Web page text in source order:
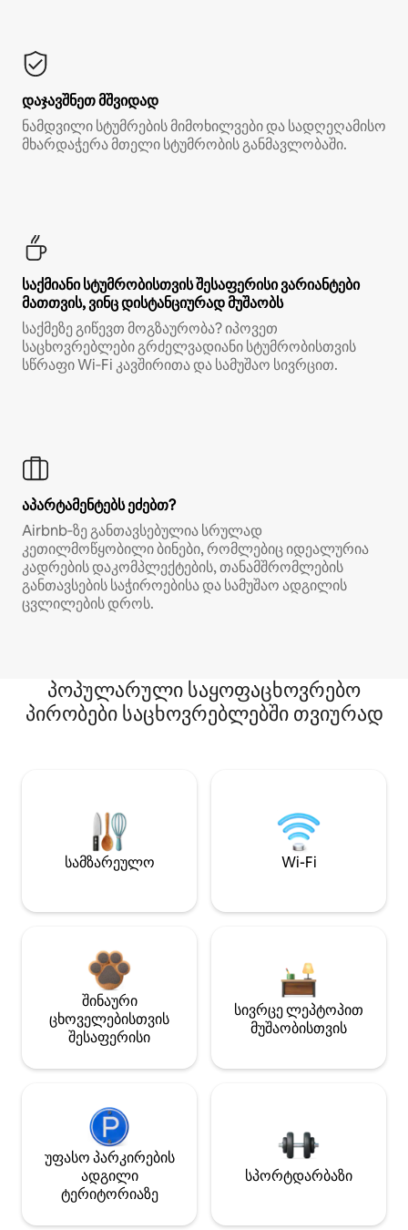
დაჯავშნეთ მშვიდად
ნამდვილი სტუმრების მიმოხილვები და სადღეღამისო
მხარდაჭერა მთელი სტუმრობის განმავლობაში.
საქმიანი სტუმრობისთვის შესაფერისი ვარიანტები
მათთვის, ვინც დისტანციურად მუშაობს
საქმეზე გიწევთ მოგზაურობა? იპოვეთ
საცხოვრებლები გრძელვადიანი სტუმრობისთვის
სწრაფი Wi‑Fi კავშირითა და სამუშაო სივრცით.
აპარტამენტებს ეძებთ?
Airbnb‑ზე განთავსებულია სრულად
კეთილმოწყობილი ბინები, რომლებიც იდეალურია
კადრების დაკომპლექტების, თანამშრომლების
განთავსების საჭიროებისა და სამუშაო ადგილის
ცვლილების დროს.
პოპულარული საყოფაცხოვრებო
პირობები საცხოვრებლებში თვიურად
სამზარეულო Wi-Fi
შინაური
ცხოველებისთვის
შესაფერისი
სივრცე ლეპტოპით
მუშაობისთვის
უფასო პარკირების
ადგილი
ტერიტორიაზე
სპორტდარბაზი